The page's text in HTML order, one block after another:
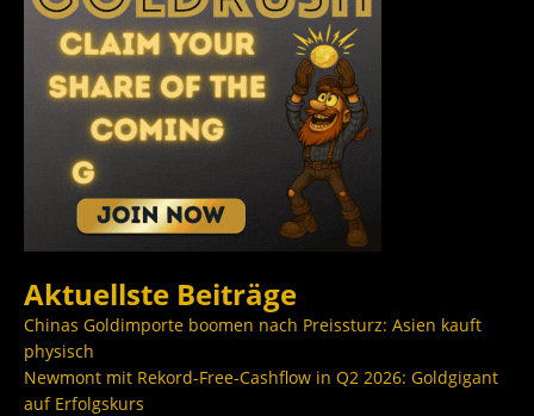
Aktuellste Beiträge
Chinas Goldimporte boomen nach Preissturz: Asien kauft
physisch
Newmont mit Rekord-Free-Cashflow in Q2 2026: Goldgigant
auf Erfolgskurs